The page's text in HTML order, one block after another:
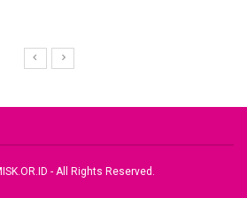
- All Rights Reserved.